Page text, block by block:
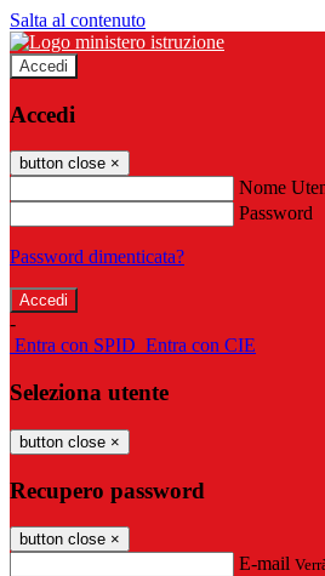
Salta al contenuto
Accedi
Accedi
button close ×
Nome
Password
Password dimenticata?
-
Entra con SPID Entra con CIE
Seleziona utente
button close ×
Recupero password
button close ×
E-mail